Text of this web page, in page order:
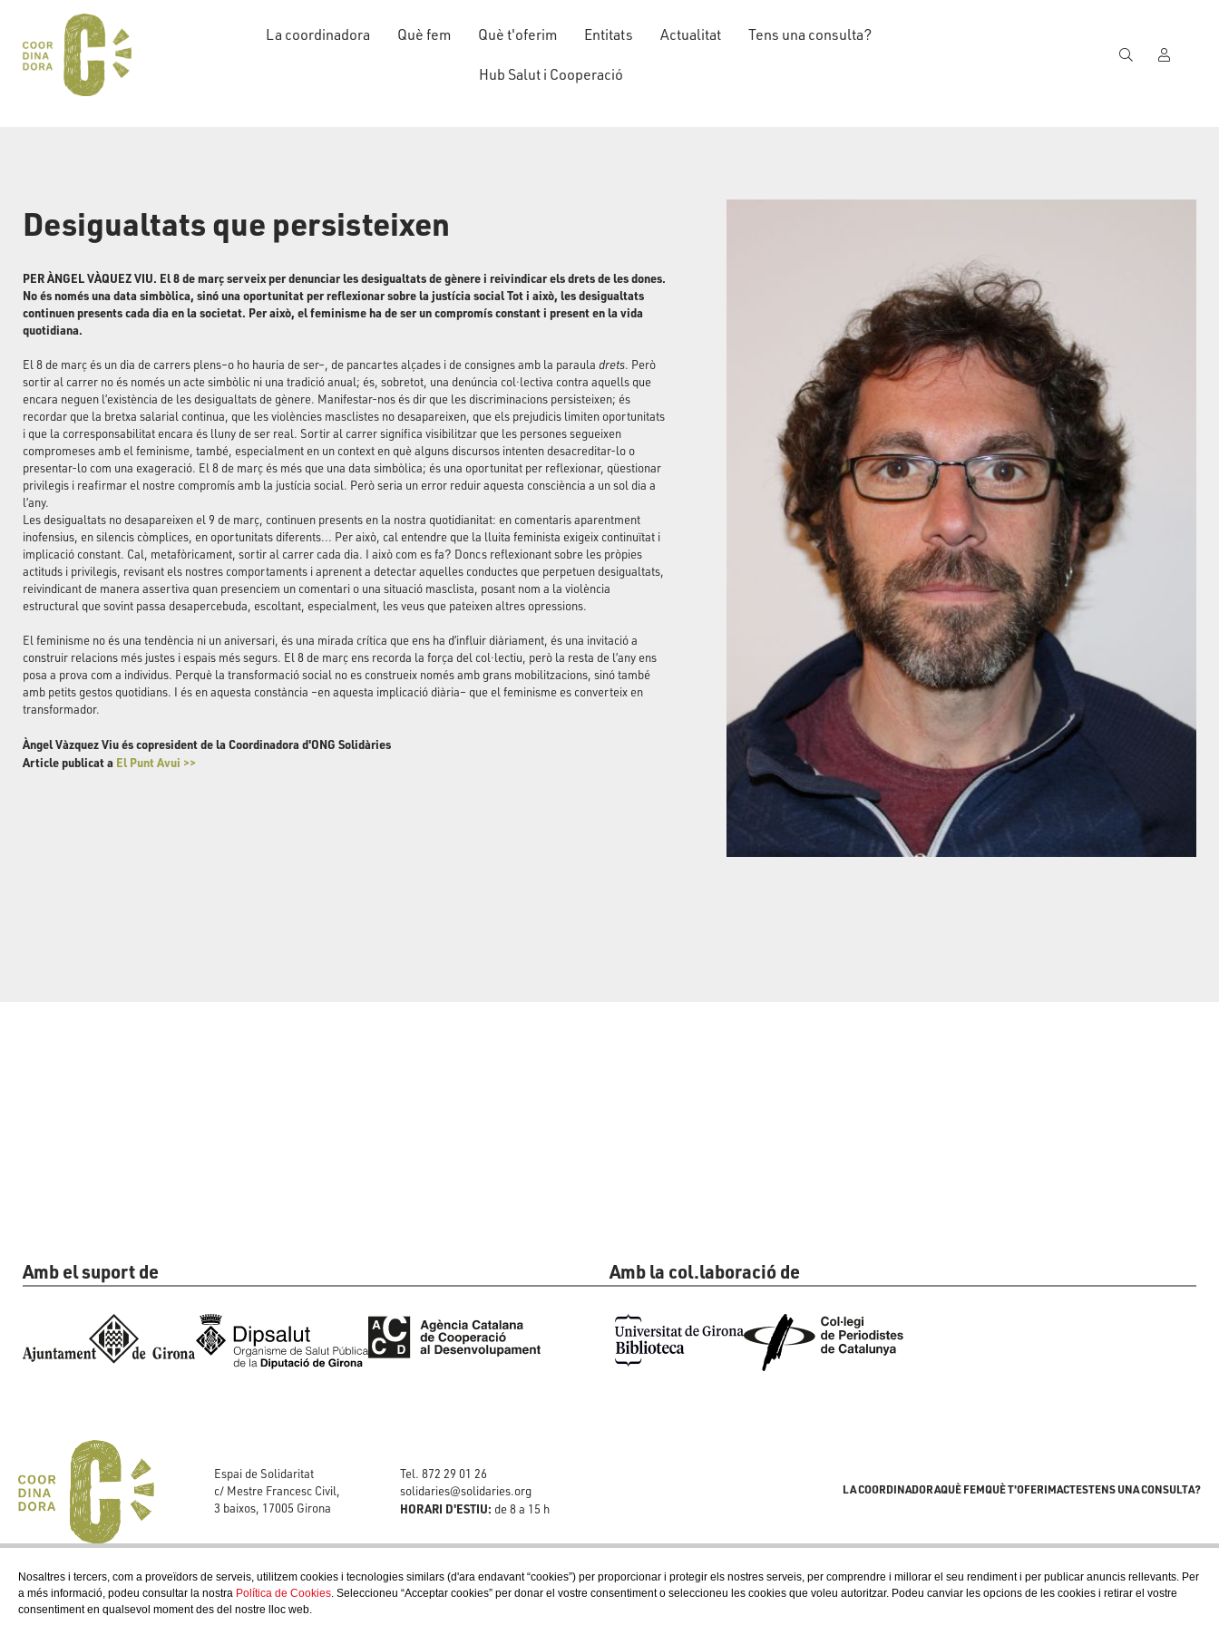
Nosaltres i tercers, com a proveïdors de serveis, utilitzem cookies i tecnologies similars (d'ara endavant “cookies”) per proporcionar i protegir els nostres serveis, per comprendre i millorar el seu rendiment i per publicar anuncis rellevants. Per
a més informació, podeu consultar la nostra Política de Cookies. Seleccioneu “Acceptar cookies” per donar el vostre consentiment o seleccioneu les cookies que voleu autoritzar. Podeu canviar les opcions de les cookies i retirar el vostre
consentiment en qualsevol moment des del nostre lloc web.
La coordinadora Què fem Què t'oferim Entitats Actualitat Tens una consulta?
Hub Salut i Cooperació
Desigualtats que persisteixen
PER ÀNGEL VÀQUEZ VIU. El 8 de març serveix per denunciar les desigualtats de gènere i reivindicar els drets de les dones.
No és només una data simbòlica, sinó una oportunitat per reflexionar sobre la justícia social Tot i això, les desigualtats
continuen presents cada dia en la societat. Per això, el feminisme ha de ser un compromís constant i present en la vida
quotidiana.
El 8 de març és un dia de carrers plens–o ho hauria de ser–, de pancartes alçades i de consignes amb la paraula drets. Però
sortir al carrer no és només un acte simbòlic ni una tradició anual; és, sobretot, una denúncia col·lectiva contra aquells que
encara neguen l’existència de les desigualtats de gènere. Manifestar-nos és dir que les discriminacions persisteixen; és
recordar que la bretxa salarial continua, que les violències masclistes no desapareixen, que els prejudicis limiten oportunitats
i que la corresponsabilitat encara és lluny de ser real. Sortir al carrer significa visibilitzar que les persones segueixen
compromeses amb el feminisme, també, especialment en un context en què alguns discursos intenten desacreditar-lo o
presentar-lo com una exageració. El 8 de març és més que una data simbòlica; és una oportunitat per reflexionar, qüestionar
privilegis i reafirmar el nostre compromís amb la justícia social. Però seria un error reduir aquesta consciència a un sol dia a
l’any.
Les desigualtats no desapareixen el 9 de març, continuen presents en la nostra quotidianitat: en comentaris aparentment
inofensius, en silencis còmplices, en oportunitats diferents... Per això, cal entendre que la lluita feminista exigeix continuïtat i
implicació constant. Cal, metafòricament, sortir al carrer cada dia. I això com es fa? Doncs reflexionant sobre les pròpies
actituds i privilegis, revisant els nostres comportaments i aprenent a detectar aquelles conductes que perpetuen desigualtats,
reivindicant de manera assertiva quan presenciem un comentari o una situació masclista, posant nom a la violència
estructural que sovint passa desapercebuda, escoltant, especialment, les veus que pateixen altres opressions.
El feminisme no és una tendència ni un aniversari, és una mirada crítica que ens ha d’influir diàriament, és una invitació a
construir relacions més justes i espais més segurs. El 8 de març ens recorda la força del col·lectiu, però la resta de l’any ens
posa a prova com a individus. Perquè la transformació social no es construeix només amb grans mobilitzacions, sinó també
amb petits gestos quotidians. I és en aquesta constància –en aquesta implicació diària– que el feminisme es converteix en
transformador.
Àngel Vàzquez Viu és copresident de la Coordinadora d'ONG Solidàries
Article publicat a El Punt Avui >>
Amb el suport de Amb la col.laboració de
Espai de Solidaritat
c/ Mestre Francesc Civil,
3 baixos, 17005 Girona
Tel. 872 29 01 26
solidaries@solidaries.org
HORARI D'ESTIU: de 8 a 15 h
LA COORDINADORAQUÈ FEMQUÈ T'OFERIMACTESTENS UNA CONSULTA?
Segueix-nos a les xarxes socials